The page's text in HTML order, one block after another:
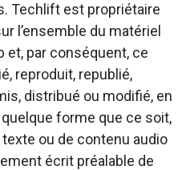
Techlift est propriétaire
l’ensemble du matériel
et, par conséquent, ce
reproduit, republié,
distribué ou modifié, en
forme que ce soit,
ou de contenu audio
écrit préalable de